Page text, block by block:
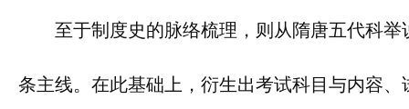
至于制度史的脉络梳理，则从隋唐五代科
条主线。在此基础上，衍生出考试科目与内容